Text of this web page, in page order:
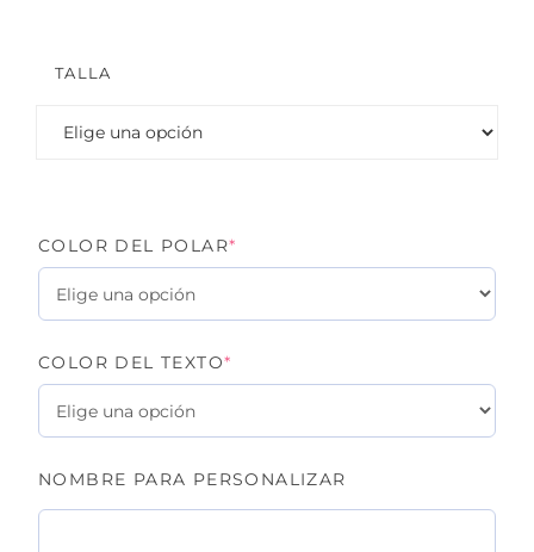
TALLA
COLOR DEL POLAR*
COLOR DEL TEXTO*
NOMBRE PARA PERSONALIZAR